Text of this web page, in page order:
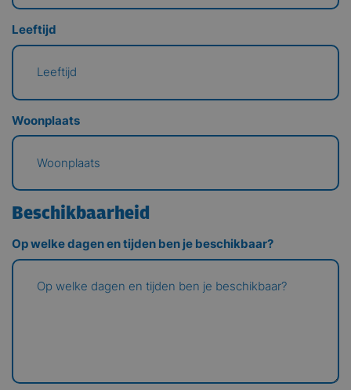
Leeftijd
Woonplaats
Beschikbaarheid
Op welke dagen en tijden ben je beschikbaar?